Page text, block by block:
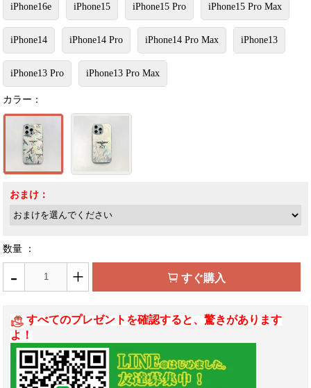
iPhone16e iPhone15 iPhone15 Pro iPhone15 Pro Max
iPhone14 iPhone14 Pro iPhone14 Pro Max iPhone13
iPhone13 Pro iPhone13 Pro Max
カラー：
おまけ：
数量 ：
- + すぐ購入
すべてのプレゼントを確認すると、驚きがあります
よ！